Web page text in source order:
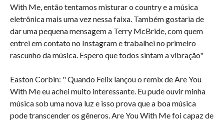
With Me, então tentamos misturar o country e a música
eletrônica mais uma vez nessa faixa. Também gostaria de
dar uma pequena mensagem a Terry McBride, com quem
entrei em contato no Instagram e trabalhei no primeiro
rascunho da música. Espero que todos sintam a vibração"
Easton Corbin: " Quando Felix lançou o remix de Are You
With Me eu achei muito interessante. Eu pude ouvir minha
música sob uma nova luz e isso prova que a boa música
pode transcender os gêneros. Are You With Me foi capaz de